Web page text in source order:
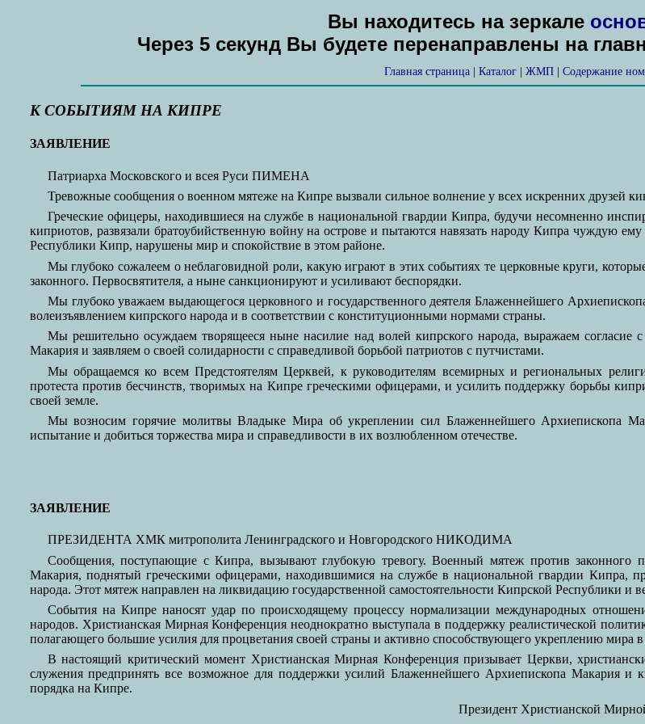
Вы находитесь на зеркале
Через 5 секунд Вы будете перенаправлены на
Главная страница Каталог ЖМП Содержание
К СОБЫТИЯМ НА КИПРЕ
ЗАЯВЛЕНИЕ
Патриарха Московского и всея Руси ПИМЕНА
Тревожные сообщения о военном мятеже на Кипре вызвали сильное волнение у всех искренних друзей
Греческие офицеры, находившиеся на службе в национальной гвардии Кипра, будучи несомненно
киприотов, развязали братоубийственную войну на острове и пытаются навязать народу Кипра чуждую
Республики Кипр, нарушены мир и спокойствие в этом районе.
Мы глубоко сожалеем о неблаговидной роли, какую играют в этих событиях те церковные круги,
законного. Первосвятителя, а ныне санкционируют и усиливают беспорядки.
Мы глубоко уважаем выдающегося церковного и государственного деятеля Блаженнейшего
волеизъявлением кипрского народа и в соответствии с конституционными нормами страны.
Мы решительно осуждаем творящееся ныне насилие над волей кипрского народа, выражаем согласие
Макария и заявляем о своей солидарности с справедливой борьбой патриотов с путчистами.
Мы обращаемся ко всем Предстоятелям Церквей, к руководителям всемирных и региональных
протеста против бесчинств, творимых на Кипре греческими офицерами, и усилить поддержку борьбы
своей земле.
Мы возносим горячие молитвы Владыке Мира об укреплении сил Блаженнейшего Архиепископа
испытание и добиться торжества мира и справедливости в их возлюбленном отечестве.
ЗАЯВЛЕНИЕ
ПРЕЗИДЕНТА ХМК митрополита Ленинградского и Новгородского НИКОДИМА
Сообщения, поступающие с Кипра, вызывают глубокую тревогу. Военный мятеж против законного
Макария, поднятый греческими офицерами, находившимися на службе в национальной гвардии Кипра,
народа. Этот мятеж направлен на ликвидацию государственной самостоятельности Кипрской Республики
События на Кипре наносят удар по происходящему процессу нормализации международных
народов. Христианская Мирная Конференция неоднократно выступала в поддержку реалистической
полагающего большие усилия для процветания своей страны и активно способствующего укреплению мира
В настоящий критический момент Христианская Мирная Конференция призывает Церкви,
служения предпринять все возможное для поддержки усилий Блаженнейшего Архиепископа Макария и
порядка на Кипре.
Президент Христианской